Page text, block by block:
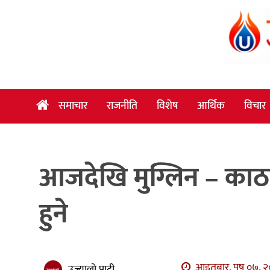
विशेष
अन्तर्वार्ता
विज्ञान
प्रविधि
खेलकुद
समाचार राजनीति विशेष आर्थिक विचार
आजदेखि मुग्लिन –
हुने